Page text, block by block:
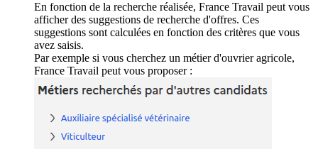
En fonction de la recherche réalisée, France Travail peut vous
afficher des suggestions de recherche d'offres. Ces
suggestions sont calculées en fonction des critères que vous
avez saisis.
Par exemple si vous cherchez un métier d'ouvrier agricole,
France Travail peut vous proposer :